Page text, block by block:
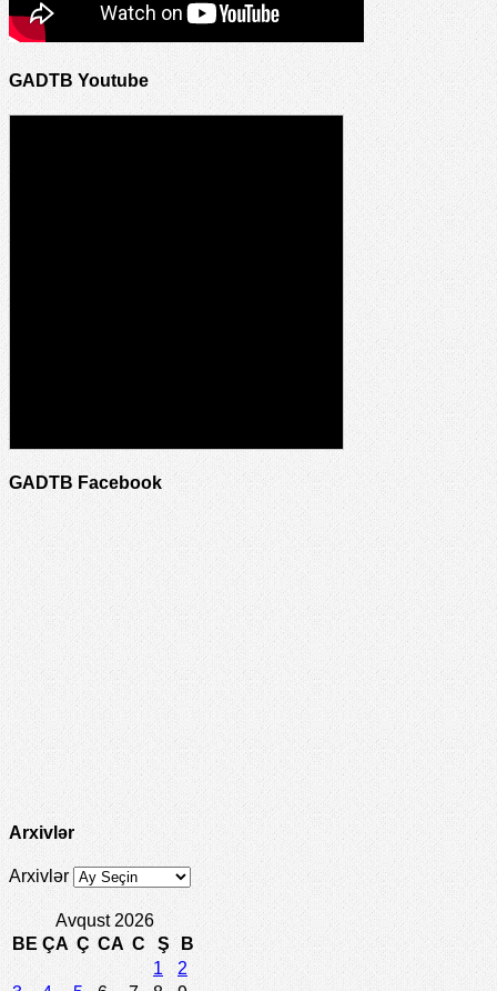
GADTB Youtube
GADTB Facebook
Arxivlər
Arxivlər
Avqust 2026
BE ÇA Ç CA C Ş
B
1
2